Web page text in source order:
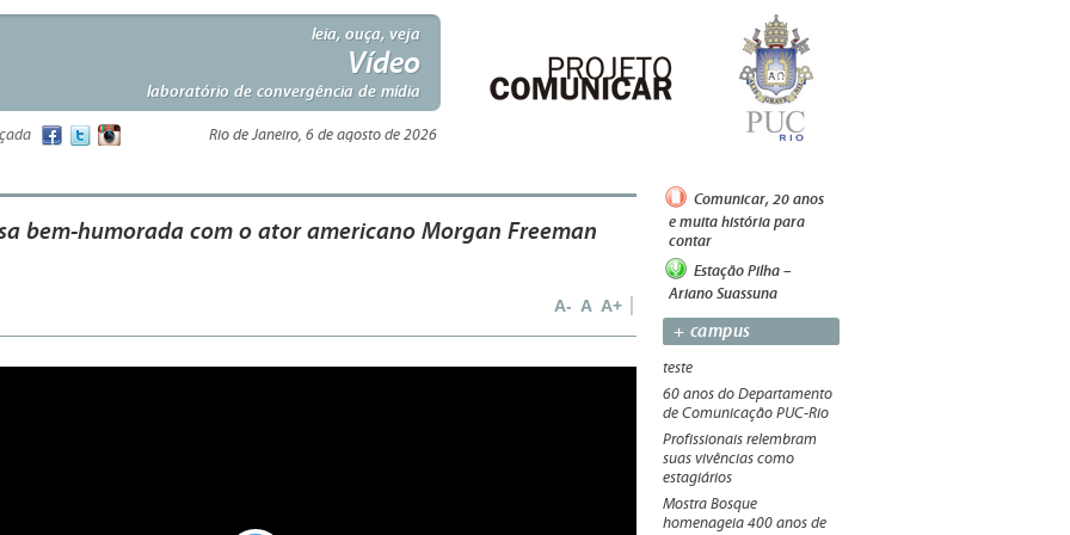
leia, ouça, veja
Vídeo
laboratório de convergência de mídia
Rio de Janeiro, 6 de agosto de 2026
bem-humorada com o ator americano Morgan Freeman
A- A A+
Comunicar, 20 anos
e muita história para
contar
Estação Pilha –
Ariano Suassuna
+ campus
teste
60 anos do Departamento
de Comunicação PUC-Rio
Profissionais relembram
suas vivências como
estagiários
Mostra Bosque
homenageia 400 anos de